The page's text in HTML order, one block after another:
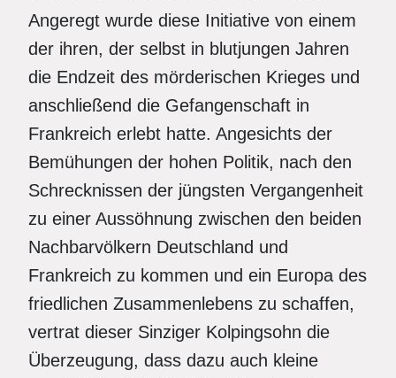
Angeregt wurde diese Ini­tiative von einem
der ihren, der selbst in blutjungen Jahren
die Endzeit des mörderischen Krieges und
anschließend die Gefangenschaft in
Frankreich erlebt hatte. Angesichts der
Bemühungen der hohen Politik, nach den
Schrecknissen der jüngsten Vergangenheit
zu einer Aussöhnung zwischen den beiden
Nachbarvölkern Deutschland und
Frankreich zu kommen und ein Europa des
friedlichen Zusammenlebens zu schaffen,
vertrat dieser Sinziger Kolpingsohn die
Überzeugung, dass dazu auch kleine